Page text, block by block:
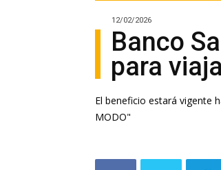
12/02/2026
Banco
para
El beneficio estará vigente
MODO"